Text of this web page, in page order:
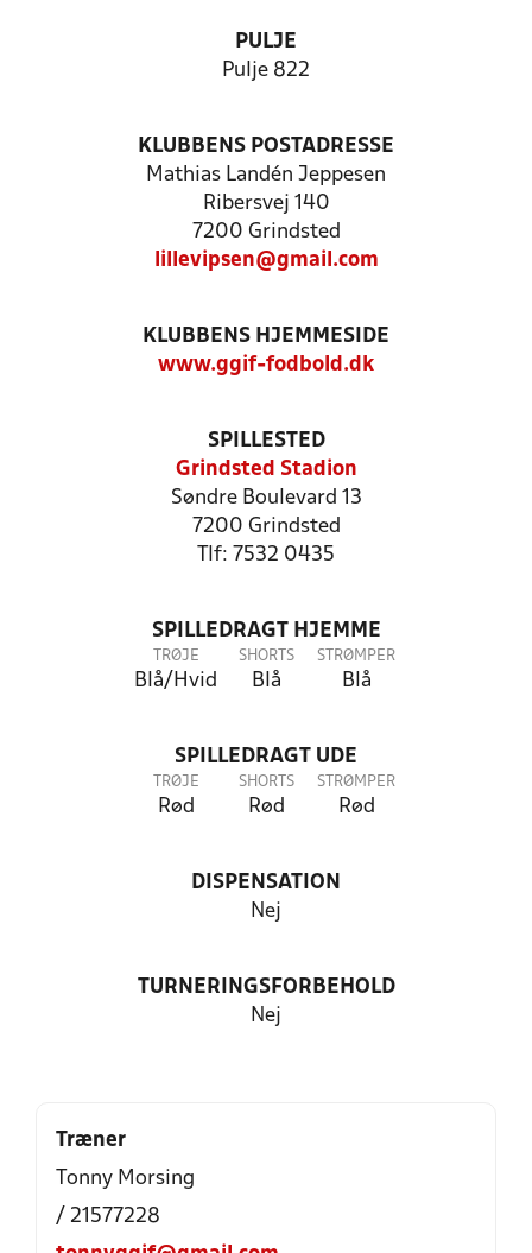
PULJE
Pulje 822
KLUBBENS POSTADRESSE
Mathias Landén Jeppesen
Ribersvej 140
7200 Grindsted
lillevipsen@gmail.com
KLUBBENS HJEMMESIDE
www.ggif-fodbold.dk
SPILLESTED
Grindsted Stadion
Søndre Boulevard 13
7200 Grindsted
Tlf: 7532 0435
SPILLEDRAGT HJEMME
TRØJE
Blå/Hvid
SHORTS
Blå
STRØMPER
Blå
SPILLEDRAGT UDE
TRØJE
Rød
SHORTS
Rød
STRØMPER
Rød
DISPENSATION
Nej
TURNERINGSFORBEHOLD
Nej
Træner
Tonny Morsing
/ 21577228